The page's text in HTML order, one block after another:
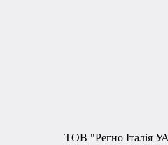
ТОВ "Регно Італія